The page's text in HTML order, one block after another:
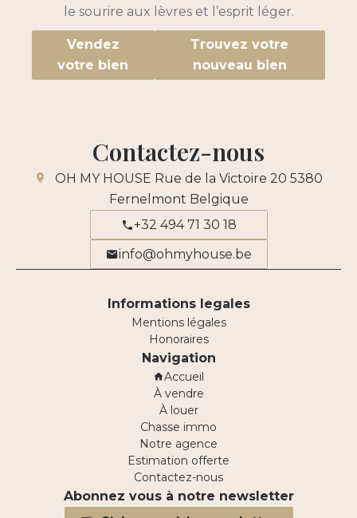
le sourire aux lèvres et l’esprit léger.
Vendez
votre bien
Trouvez votre
nouveau bien
Contactez-nous
OH MY HOUSE Rue de la Victoire 20 5380
Fernelmont Belgique
+32 494 71 30 18
info@ohmyhouse.be
Informations legales
Mentions légales
Honoraires
Navigation
Accueil
À vendre
À louer
Chasse immo
Notre agence
Estimation offerte
Contactez-nous
Abonnez vous à notre newsletter